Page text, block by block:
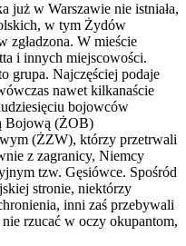
już w Warszawie nie istniała,
w tym Żydów
zgładzona. W mieście
i innych miejscowości.
grupa. Najczęściej podaje
nawet kilkanaście
bojowców
Bojową (ŻOB)
(ŻZW), którzy przetrwali
z zagranicy, Niemcy
tzw. Gęsiówce. Spośród
stronie, niektórzy
inni zaś przebywali
rzucać w oczy okupantom,